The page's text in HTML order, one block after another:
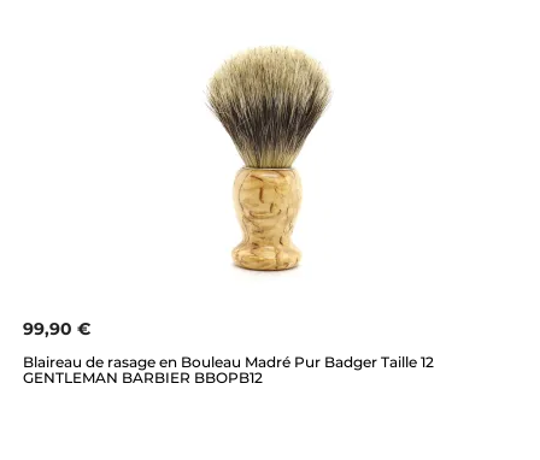
99,90 €
Blaireau de rasage en Bouleau Madré Pur Badger Taille 12
GENTLEMAN BARBIER BBOPB12